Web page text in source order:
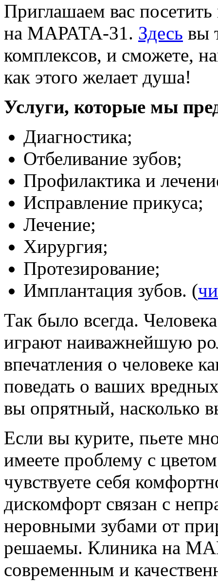
Приглашаем вас
на МАРАТА-31. Здесь вы
комплексов, и сможете,
как этого желает душа!
Услуги, которые мы
Диагностика;
Отбеливание зубов;
Профилактика и
Исправление прикуса;
Лечение;
Хирургия;
Протезирование;
Имплантация зубов. (
Так было всегда.
играют наиважнейшую
впечатления о человеке
поведать о ваших
вы опрятный, насколько
Если вы курите, пьете
имеете проблему с цветом
чувствуете себя
дискомфорт связан с
неровными зубами от
решаемы. Клиника на
современным и